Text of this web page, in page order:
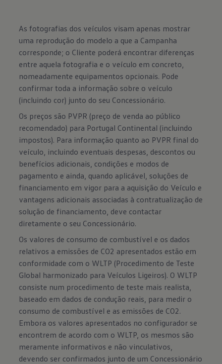
As fotografias dos veículos visam apenas mostrar
uma reprodução do modelo a que a Campanha
corresponde; o Cliente poderá encontrar diferenças
entre aquela fotografia e o veículo em concreto,
nomeadamente equipamentos opcionais. Pode
confirmar toda a informação sobre o veículo
(incluindo cor) junto do seu Concessionário.
Os preços são PVPR (preço de venda ao público
recomendado) para Portugal Continental (incluindo
impostos). Para informação quanto ao PVPR final do
veículo, incluindo eventuais despesas, descontos ou
benefícios adicionais, condições e modos de
pagamento e ainda, quando aplicável, soluções de
financiamento em vigor para a aquisição do Veículo e
vantagens adicionais associadas à contratualização de
solução de financiamento, deve contactar
diretamente o seu Concessionário.
Os valores de consumo de combustível e os dados
relativos a emissões de CO2 apresentados estão em
conformidade com o WLTP (Procedimento de Teste
Global harmonizado para Veículos Ligeiros). O WLTP
consiste num procedimento de teste mais realista,
baseado em dados de condução reais, para medir o
consumo de combustível e as emissões de CO2.
Embora os valores apresentados no configurador se
encontrem de acordo com o WLTP, os mesmos são
meramente informativos e não vinculativos,
devendo ser confirmados junto de um Concessionário